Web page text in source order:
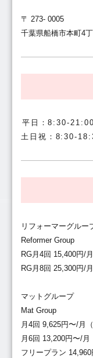
〒 273- 0005
千葉県船橋市本町4
平日：8:30-21:00
土日祝：8:30-
リフォーマーグルー
Reformer Group
RG月4回 15,400円/月
RG月8回 25,300円/月
マットグループ
Mat Group
月4回 9,625円〜/月（
月6回 13,200円〜/月
フリープラン 14,960